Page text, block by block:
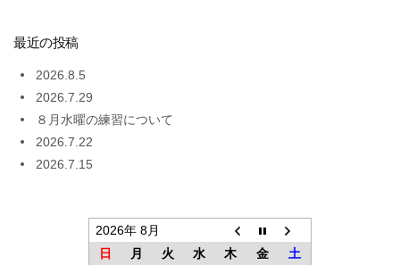
最近の投稿
2026.8.5
2026.7.29
８月水曜の練習について
2026.7.22
2026.7.15
2026年 8月
日
月 火 水 木 金 土